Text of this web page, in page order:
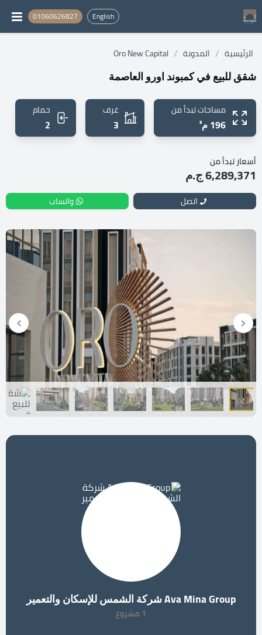
English
01060626827
الرئيسية / المدونة /
Oro New Capital
شقق للبيع في كمبوند اورو العاصمة
مساحات تبدأ من
196 م²
غرف
3
حمام
2
أسعار تبدأ من
6,289,371 ج.م
اتصل واتساب
Ava Mina Group شركة الشمس للإسكان والتعمير
1 مشروع